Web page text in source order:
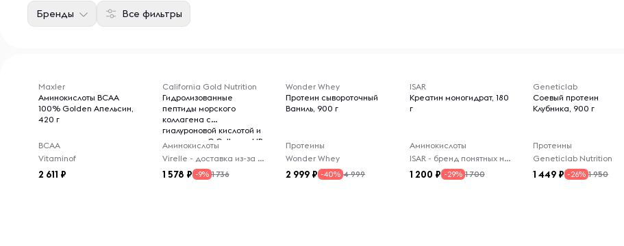
Все фильтры
Бренды
Maxler
Аминокислоты BCAA
100% Golden Апельсин,
420 г
BCAA
Vitaminof
2 611
California Gold Nutrition
Гидролизованные
пептиды морского
коллагена с
гиалуроновой кислотой и
витамином C CollagenUP
Аминокислоты
Virelle - доставка из-за рубежа
1 578 -9% 1 736
Wonder Whey
Протеин сывороточный
Ваниль, 900 г
Протеины
Wonder Whey
2 999 -40% 4 999
ISAR
Креатин моногидрат, 180
г
Аминокислоты
ISAR - бренд понятных нутрицевтиков на каждый день.
1 200 -29% 1 700
Geneticlab
Соевый протеин
Клубника, 900 г
Протеины
Geneticlab Nutrition
1 449 -26% 1 950